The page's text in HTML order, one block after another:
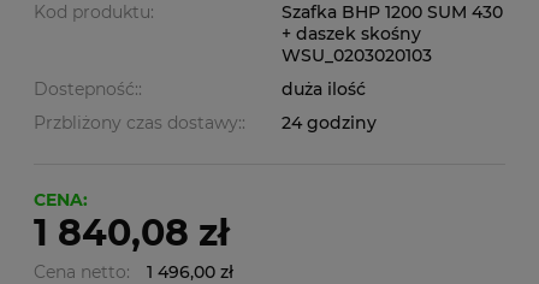
Kod produktu:
Szafka BHP 1200 SUM 430
+ daszek skośny
WSU_0203020103
Dostepność::
duża ilość
Przbliżony czas dostawy::
24 godziny
CENA:
1 840,08 zł
Cena netto: 1 496,00 zł